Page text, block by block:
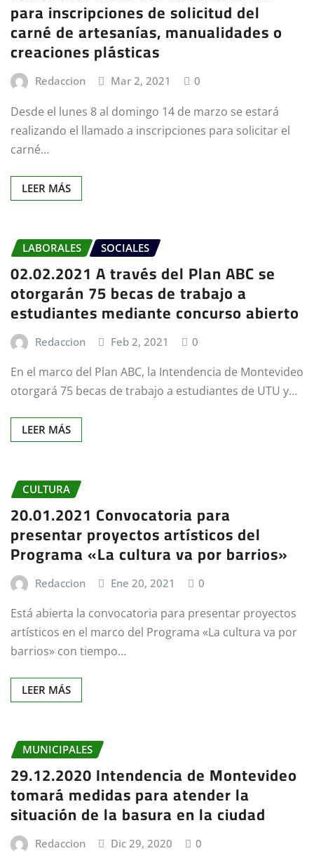
para inscripciones de solicitud del
carné de artesanías, manualidades o
creaciones plásticas
Redaccion Mar 2, 2021 0
Desde el lunes 8 al domingo 14 de marzo se estará
realizando el llamado a inscripciones para solicitar el
carné…
LEER MÁS
LABORALES SOCIALES
02.02.2021 A través del Plan ABC se
otorgarán 75 becas de trabajo a
estudiantes mediante concurso abierto
Redaccion Feb 2, 2021 0
En el marco del Plan ABC, la Intendencia de Montevideo
otorgará 75 becas de trabajo a estudiantes de UTU y…
LEER MÁS
CULTURA
20.01.2021 Convocatoria para
presentar proyectos artísticos del
Programa «La cultura va por barrios»
Redaccion Ene 20, 2021 0
Está abierta la convocatoria para presentar proyectos
artísticos en el marco del Programa «La cultura va por
barrios» con tiempo…
LEER MÁS
MUNICIPALES
29.12.2020 Intendencia de Montevideo
tomará medidas para atender la
situación de la basura en la ciudad
Redaccion Dic 29, 2020 0